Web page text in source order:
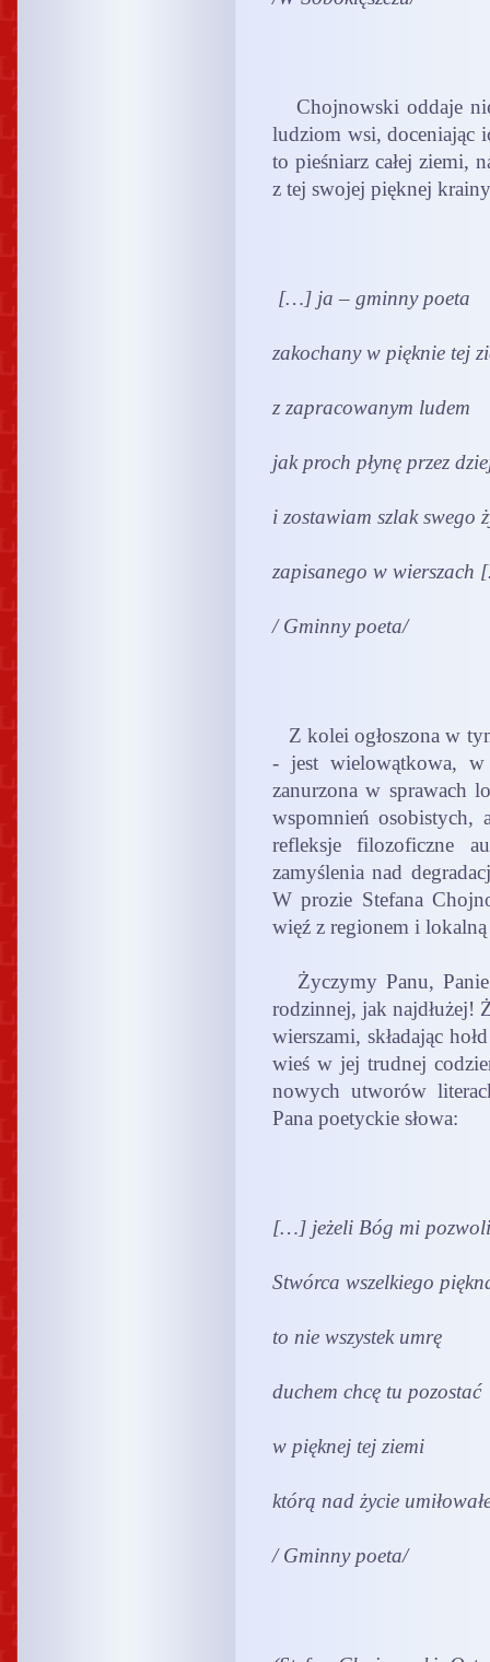
Chojnowski oddaje
ludziom wsi, doceniając
to pieśniarz całej ziemi,
z tej swojej pięknej
[…] ja – gminny poeta
zakochany w pięknie tej
z zapracowanym ludem
jak proch płynę przez
i zostawiam szlak swego
zapisanego w
/ Gminny poeta/
Z kolei ogłoszona w
- jest wielowątkowa, w
zanurzona w sprawach
wspomnień osobistych,
refleksje filozoficzne
zamyślenia nad
W prozie Stefana
więź z regionem i
Życzymy Panu, Panie
rodzinnej, jak najdłużej!
wierszami, składając
wieś w jej trudnej
nowych utworów
Pana poetyckie słowa:
[…] jeżeli Bóg mi
Stwórca wszelkiego
to nie wszystek umrę
duchem chcę tu pozostać
w pięknej tej ziemi
którą nad życie
/ Gminny poeta/